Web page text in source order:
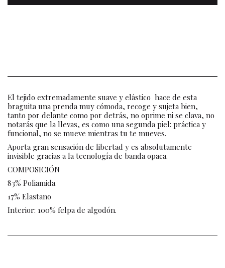
El tejido extremadamente suave y elástico hace de esta
braguita una prenda muy cómoda, recoge y sujeta bien,
tanto por delante como por detrás, no oprime ni se clava, no
notarás que la llevas, es como una segunda piel: práctica y
funcional, no se mueve mientras tu te mueves.
Aporta gran sensación de libertad y es absolutamente
invisible gracias a la tecnología de banda opaca.
COMPOSICIÓN
83% Poliamida
17% Elastano
Interior: 100% felpa de algodón.